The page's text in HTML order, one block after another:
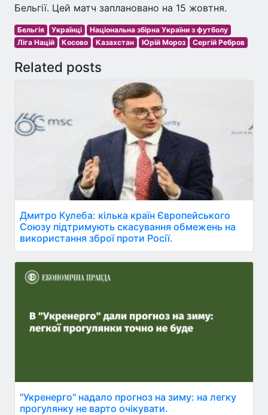
Бельгії. Цей матч заплановано на 15 жовтня.
Бельгія Українці
Національна збірна України з футболу
Ліга Націй
Косово Казахстан Юрій Мороз Сергій Ребров
Related posts
Дмитро Кулеба: кілька країн Європейського
Союзу підтримують скасування обмежень на
використання зброї проти Росії.
"Укренерго" надало прогноз на зиму: на легку
прогулянку не варто очікувати.